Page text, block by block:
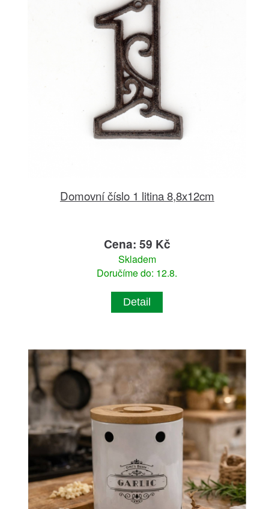
Domovní číslo 1 litina 8,8x12cm
Cena: 59 Kč
Skladem
Doručíme do: 12.8.
Detail